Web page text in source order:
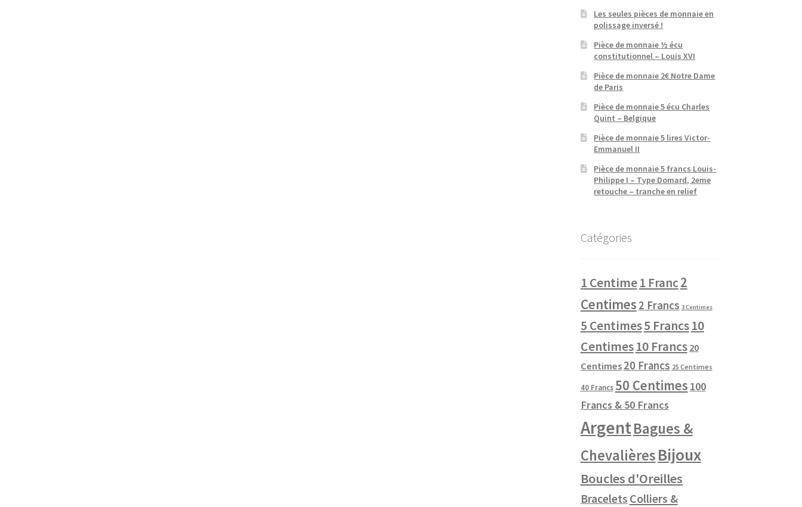
Les seules pièces de monnaie en
polissage inversé !
Pièce de monnaie ½ écu
constitutionnel – Louis XVI
Pièce de monnaie 2€ Notre Dame
de Paris
Pièce de monnaie 5 écu Charles
Quint – Belgique
Pièce de monnaie 5 lires Victor-
Emmanuel II
Pièce de monnaie 5 francs Louis-
Philippe I – Type Domard, 2eme
retouche – tranche en relief
Catégories
1 Centime1 Franc2
Centimes 2 Francs 3 Centimes
5 Centimes5 Francs10
Centimes10 Francs 20
Centimes 20 Francs 25 Centimes
40 Francs 50 Centimes 100
Francs & 50 Francs
ArgentBagues &
ChevalièresBijoux
Boucles d'Oreilles
Bracelets Colliers &